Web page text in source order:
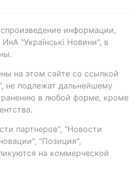
информации,
"Українські Новини", в
на этом сайте со ссылкой
не подлежат дальнейшему
в любой форме, кроме
партнеров", "Новости
"Позиция",
на коммерческой